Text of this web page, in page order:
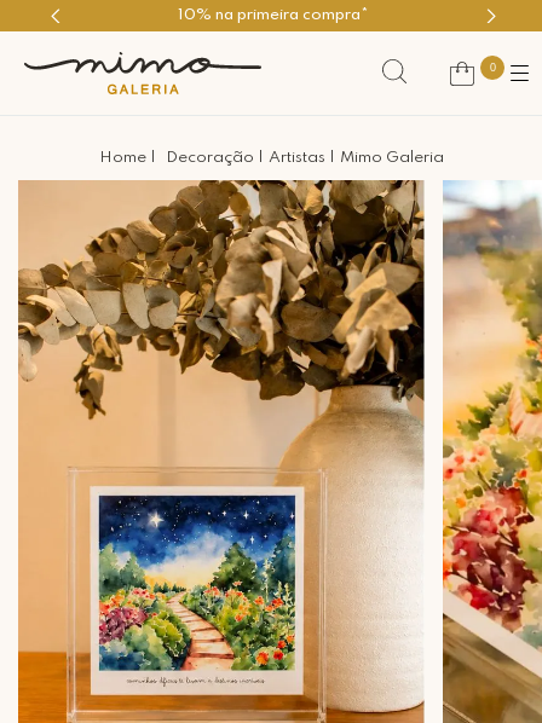
10% na primeira compra*
0
Decoração Artistas Mimo Galeria